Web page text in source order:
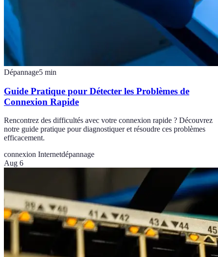
Dépannage5 min
Guide Pratique pour Détecter les Problèmes de
Connexion Rapide
Rencontrez des difficultés avec votre connexion rapide ? Découvrez
notre guide pratique pour diagnostiquer et résoudre ces problèmes
efficacement.
connexion Internetdépannage
Aug 6